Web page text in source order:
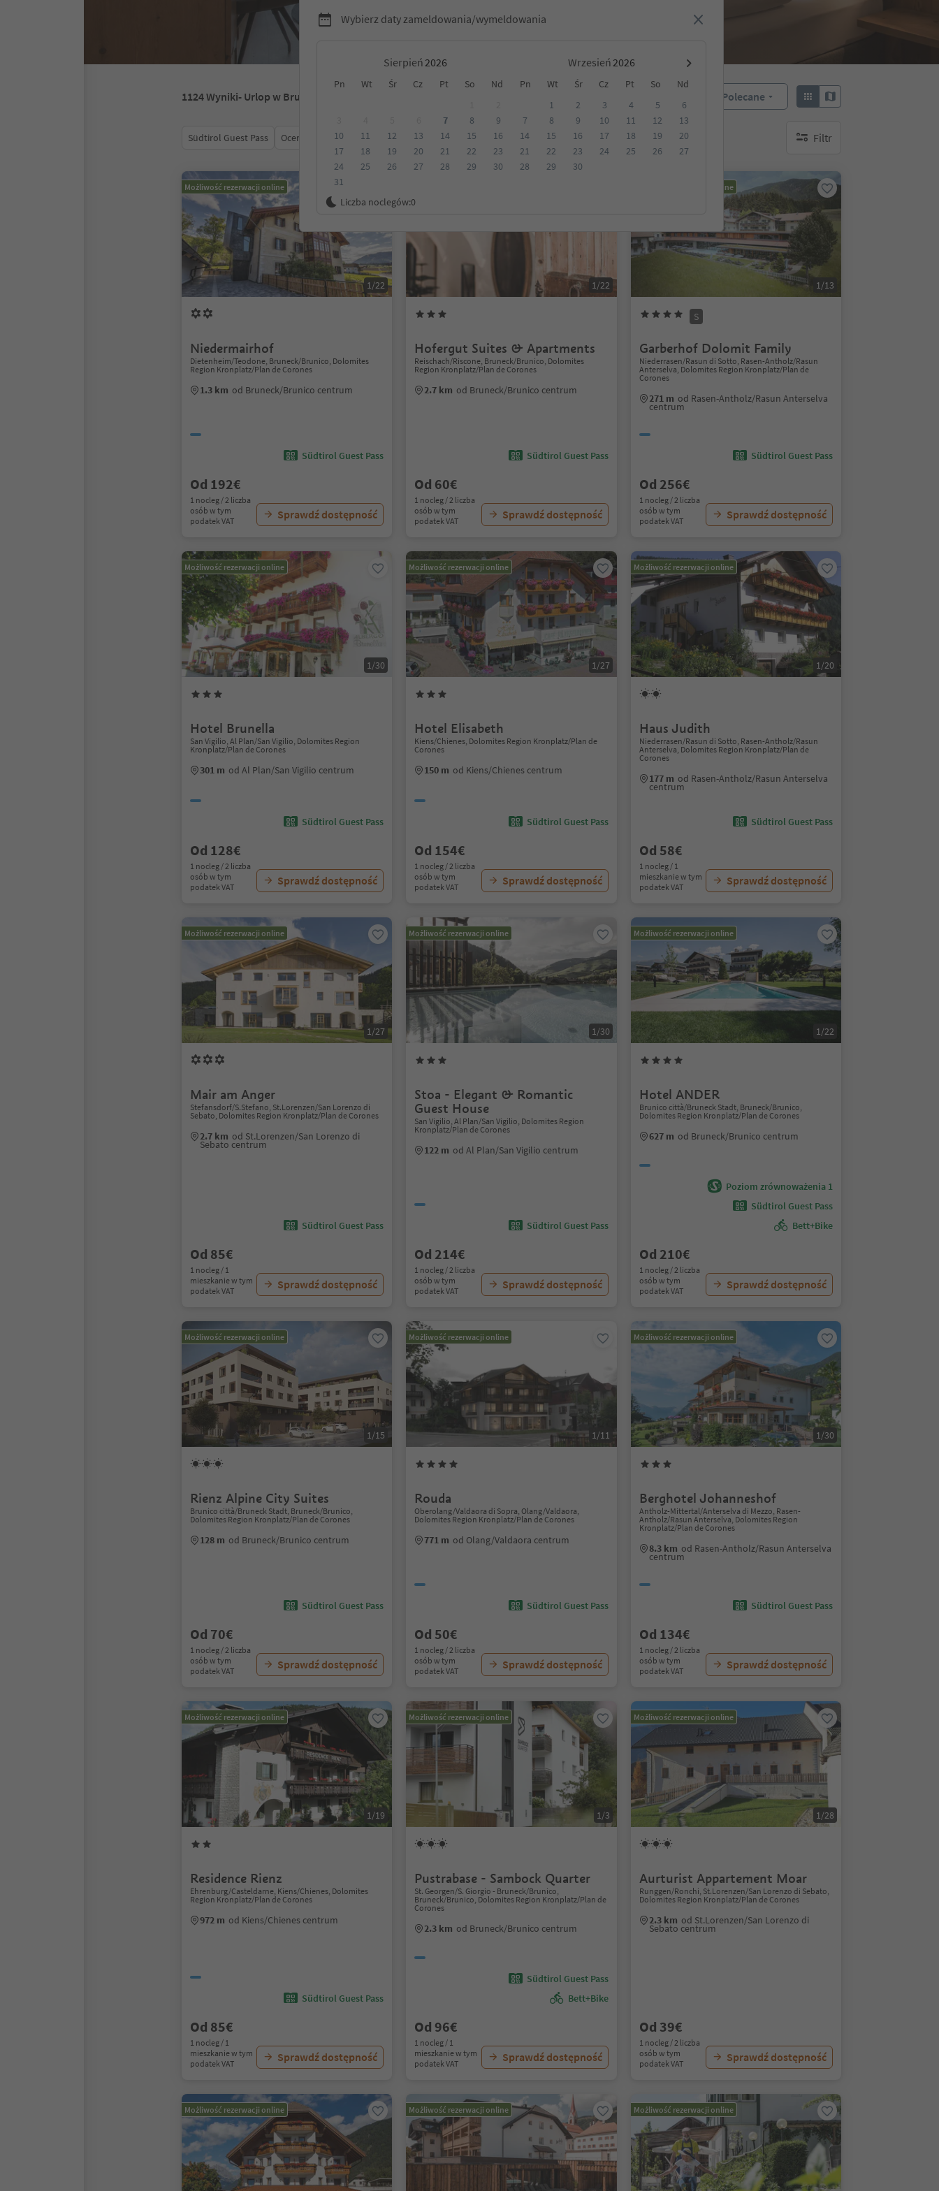
Wybierz daty zameldowania/wymeldowania
Sierpień Wrzesień
Pn Wt Śr Cz Pt So Nd Pn Wt Śr Cz Pt So
Nd
7 8
9
10
11 12 13 14 15
16
17
18 19 20 21 22
23
24
25 26 27 28 29
30
31
1 2 3 4 5
6
7
8 9 10 11 12
13
14
15 16 17 18 19
20
21
22 23 24 25 26
27
28
29 30
Liczba noclegów:0
1124Wyniki- Urlop w Bruneck i okolicach Polecane
Südtirol Guest Pass Ocena Kategoria Opcje wyżywienia Ekologiczne zakwaterowanie Filtr
brak aktywnych filtrów
Możliwość rezerwacji online
1/22
Niedermairhof
Dietenheim/Teodone, Bruneck/Brunico, Dolomites
Region Kronplatz/Plan de Corones
1.3 km od Bruneck/Brunico centrum
Südtirol Guest Pass
Od 192€
1 nocleg / 2 liczba
osób w tym
podatek VAT
Sprawdź dostępność
1/22
Hofergut Suites & Apartments
Reischach/Riscone, Bruneck/Brunico, Dolomites
Region Kronplatz/Plan de Corones
2.7 km od Bruneck/Brunico centrum
Südtirol Guest Pass
Od 60€
1 nocleg / 2 liczba
osób w tym
podatek VAT
Sprawdź dostępność
Możliwość rezerwacji online
1/13
S
Garberhof Dolomit Family
Niederrasen/Rasun di Sotto, Rasen-Antholz/Rasun
Anterselva, Dolomites Region Kronplatz/Plan de
Corones
271 m od Rasen-Antholz/Rasun Anterselva
centrum
Südtirol Guest Pass
Od 256€
1 nocleg / 2 liczba
osób w tym
podatek VAT
Sprawdź dostępność
Możliwość rezerwacji online
1/30
Hotel Brunella
San Vigilio, Al Plan/San Vigilio, Dolomites Region
Kronplatz/Plan de Corones
301 m od Al Plan/San Vigilio centrum
Südtirol Guest Pass
Od 128€
1 nocleg / 2 liczba
osób w tym
podatek VAT
Sprawdź dostępność
Możliwość rezerwacji online
1/27
Hotel Elisabeth
Kiens/Chienes, Dolomites Region Kronplatz/Plan de
Corones
150 m od Kiens/Chienes centrum
Südtirol Guest Pass
Od 154€
1 nocleg / 2 liczba
osób w tym
podatek VAT
Sprawdź dostępność
Możliwość rezerwacji online
1/20
Haus Judith
Niederrasen/Rasun di Sotto, Rasen-Antholz/Rasun
Anterselva, Dolomites Region Kronplatz/Plan de
Corones
177 m od Rasen-Antholz/Rasun Anterselva
centrum
Südtirol Guest Pass
Od 58€
1 nocleg / 1
mieszkanie w tym
podatek VAT
Sprawdź dostępność
Możliwość rezerwacji online
1/27
Mair am Anger
Stefansdorf/S.Stefano, St.Lorenzen/San Lorenzo di
Sebato, Dolomites Region Kronplatz/Plan de Corones
2.7 km od St.Lorenzen/San Lorenzo di
Sebato centrum
Südtirol Guest Pass
Od 85€
1 nocleg / 1
mieszkanie w tym
podatek VAT
Sprawdź dostępność
Możliwość rezerwacji online
1/30
Stoa - Elegant & Romantic
Guest House
San Vigilio, Al Plan/San Vigilio, Dolomites Region
Kronplatz/Plan de Corones
122 m od Al Plan/San Vigilio centrum
Südtirol Guest Pass
Od 214€
1 nocleg / 2 liczba
osób w tym
podatek VAT
Sprawdź dostępność
Możliwość rezerwacji online
1/22
Hotel ANDER
Brunico città/Bruneck Stadt, Bruneck/Brunico,
Dolomites Region Kronplatz/Plan de Corones
627 m od Bruneck/Brunico centrum
Poziom zrównoważenia 1
Südtirol Guest Pass
Bett+Bike
Od 210€
1 nocleg / 2 liczba
osób w tym
podatek VAT
Sprawdź dostępność
Możliwość rezerwacji online
1/15
Rienz Alpine City Suites
Brunico città/Bruneck Stadt, Bruneck/Brunico,
Dolomites Region Kronplatz/Plan de Corones
128 m od Bruneck/Brunico centrum
Südtirol Guest Pass
Od 70€
1 nocleg / 2 liczba
osób w tym
podatek VAT
Sprawdź dostępność
Możliwość rezerwacji online
1/11
Rouda
Oberolang/Valdaora di Sopra, Olang/Valdaora,
Dolomites Region Kronplatz/Plan de Corones
771 m od Olang/Valdaora centrum
Südtirol Guest Pass
Od 50€
1 nocleg / 2 liczba
osób w tym
podatek VAT
Sprawdź dostępność
Możliwość rezerwacji online
1/30
Berghotel Johanneshof
Antholz-Mittertal/Anterselva di Mezzo, Rasen-
Antholz/Rasun Anterselva, Dolomites Region
Kronplatz/Plan de Corones
8.3 km od Rasen-Antholz/Rasun Anterselva
centrum
Südtirol Guest Pass
Od 134€
1 nocleg / 2 liczba
osób w tym
podatek VAT
Sprawdź dostępność
Możliwość rezerwacji online
1/19
Residence Rienz
Ehrenburg/Casteldarne, Kiens/Chienes, Dolomites
Region Kronplatz/Plan de Corones
972 m od Kiens/Chienes centrum
Südtirol Guest Pass
Od 85€
1 nocleg / 1
mieszkanie w tym
podatek VAT
Sprawdź dostępność
Możliwość rezerwacji online
1/3
Pustrabase - Sambock Quarter
St. Georgen/S. Giorgio - Bruneck/Brunico,
Bruneck/Brunico, Dolomites Region Kronplatz/Plan de
Corones
2.3 km od Bruneck/Brunico centrum
Südtirol Guest Pass
Bett+Bike
Od 96€
1 nocleg / 1
mieszkanie w tym
podatek VAT
Sprawdź dostępność
Możliwość rezerwacji online
1/28
Aurturist Appartement Moar
Runggen/Ronchi, St.Lorenzen/San Lorenzo di Sebato,
Dolomites Region Kronplatz/Plan de Corones
2.3 km od St.Lorenzen/San Lorenzo di
Sebato centrum
Od 39€
1 nocleg / 2 liczba
osób w tym
podatek VAT
Sprawdź dostępność
Możliwość rezerwacji online Możliwość rezerwacji online Możliwość rezerwacji online